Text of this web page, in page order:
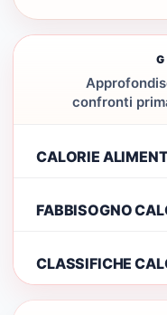
confronti
CALORIE
FABBISOGNO
CLASSIFICHE